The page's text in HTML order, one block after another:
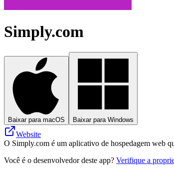
Simply.com
Baixar para macOS Baixar para Windows
Website
O Simply.com é um aplicativo de hospedagem web
Você é o desenvolvedor deste app? Verifique a